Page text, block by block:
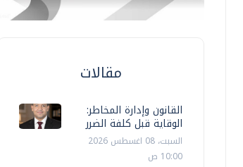
مقالات
القانون وإدارة المخاطر:
الوقاية قبل كلفة الضرر
السبت، 08 اغسطس 2026
10:00 ص